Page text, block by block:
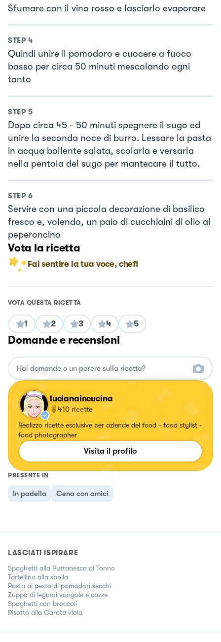
Sfumare con il vino rosso e lasciarlo evaporare
STEP 4
Quindi unire il pomodoro e cuocere a fuoco
basso per circa 50 minuti mescolando ogni
tanto
STEP 5
Dopo circa 45 - 50 minuti spegnere il sugo ed
unire la seconda noce di burro. Lessare la pasta
in acqua bollente salata, scolarla e versarla
nella pentola del sugo per mantecare il tutto.
STEP 6
Servire con una piccola decorazione di basilico
fresco e, volendo, un paio di cucchiaini di olio al
peperoncino
Vota la ricetta
Fai sentire la tua voce, chef!
VOTA QUESTA RICETTA
1 2 3 4 5
Domande e recensioni
lucianaincucina
410 ricette
Realizzo ricette esclusive per aziende del food - food stylist -
food photographer
Visita il profilo
PRESENTE IN
In padella Cena con amici
LASCIATI ISPIRARE
Spaghetti alla Puttanesca di Tonno
Tortellino alla sbolla
Pasta al pesto di pomodori secchi
Zuppa di legumi vongole e cozze
Spaghetti con broccoli
Risotto alla Carota viola